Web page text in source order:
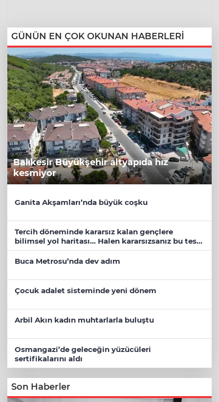
GÜNÜN EN ÇOK OKUNAN HABERLERİ
Balıkesir Büyükşehir altyapıda hız
kesmiyor
Ganita Akşamları’nda büyük coşku
Tercih döneminde kararsız kalan gençlere
bilimsel yol haritası... Halen kararsızsanız bu testi
çözün!
Buca Metrosu’nda dev adım
Çocuk adalet sisteminde yeni dönem
Arbil Akın kadın muhtarlarla buluştu
Osmangazi’de geleceğin yüzücüleri
sertifikalarını aldı
Son Haberler